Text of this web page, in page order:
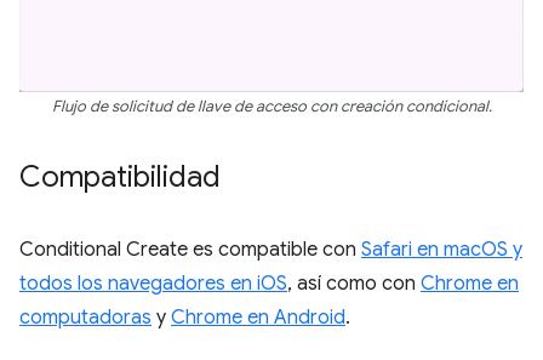
Flujo de solicitud de llave de acceso con creación condicional.
Compatibilidad
Conditional Create es compatible con Safari en macOS y
todos los navegadores en iOS, así como con Chrome en
computadoras y Chrome en Android.